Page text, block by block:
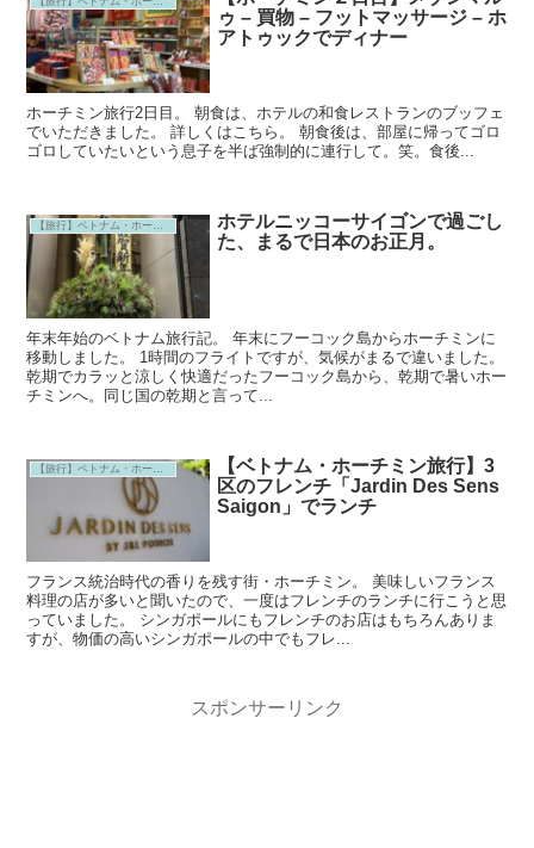
ゥ – 買物 – フットマッサージ – ホ
アトゥックでディナー
ホーチミン旅行2日目。 朝食は、ホテルの和食レストランのブッフェ
でいただきました。 詳しくはこちら。 朝食後は、部屋に帰ってゴロ
ゴロしていたいという息子を半ば強制的に連行して。笑。食後...
【旅行】ベトナム・ホーチミン
ホテルニッコーサイゴンで過ごし
た、まるで日本のお正月。
年末年始のベトナム旅行記。 年末にフーコック島からホーチミンに
移動しました。 1時間のフライトですが、気候がまるで違いました。
乾期でカラッと涼しく快適だったフーコック島から、乾期で暑いホー
チミンへ。同じ国の乾期と言って...
【旅行】ベトナム・ホーチミン
【ベトナム・ホーチミン旅行】3
区のフレンチ「Jardin Des Sens
Saigon」でランチ
フランス統治時代の香りを残す街・ホーチミン。 美味しいフランス
料理の店が多いと聞いたので、一度はフレンチのランチに行こうと思
っていました。 シンガポールにもフレンチのお店はもちろんありま
すが、物価の高いシンガポールの中でもフレ...
スポンサーリンク